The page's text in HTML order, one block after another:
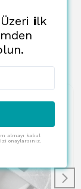
ilk
almayı kabul
onaylarsınız.